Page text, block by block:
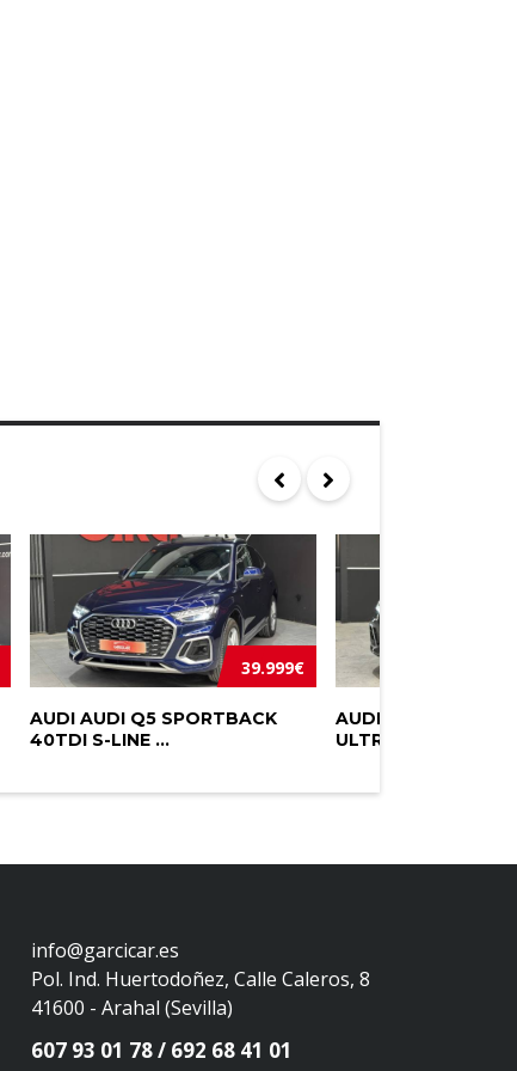
39.999€
AUDI AUDI Q5 SPORTBACK
40TDI S-LINE ...
AUDI Q5 40 TDI
ULTRA S-LINE ...
info@garcicar.es
Pol. Ind. Huertodoñez, Calle Caleros, 8
41600 - Arahal (Sevilla)
607 93 01 78 692 68 41 01